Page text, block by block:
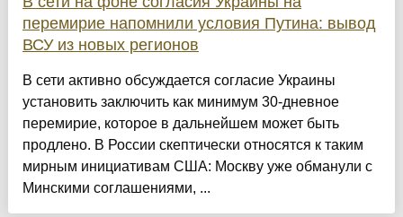
перемирие напомнили условия Путина: вывод
ВСУ из новых регионов
В сети активно обсуждается согласие Украины
установить заключить как минимум 30-дневное
перемирие, которое в дальнейшем может быть
продлено. В России скептически относятся к таким
мирным инициативам США: Москву уже обманули с
Минскими соглашениями, ...